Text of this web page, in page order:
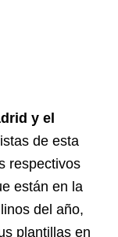
y el
de esta
respectivos
están en la
del año,
plantillas en